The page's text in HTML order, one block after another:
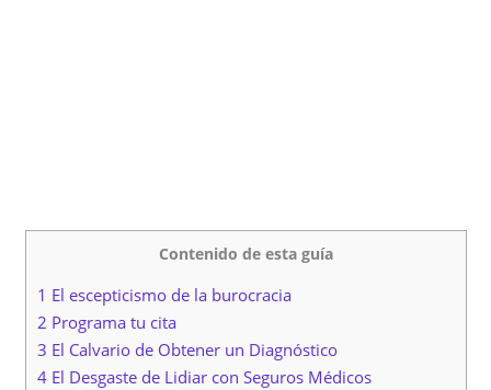
Contenido de esta guía
1 El escepticismo de la burocracia
2 Programa tu cita
3 El Calvario de Obtener un Diagnóstico
4 El Desgaste de Lidiar con Seguros Médicos